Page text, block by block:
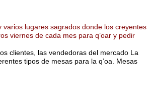
varios lugares sagrados donde los creyentes
viernes de cada mes para q’oar y pedir
clientes, las vendedoras del mercado La
tipos de mesas para la q’oa. Mesas